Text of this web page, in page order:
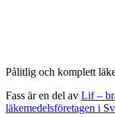
Pålitlig och komplett
Fass är en del av Lif –
läkemedelsföretagen i